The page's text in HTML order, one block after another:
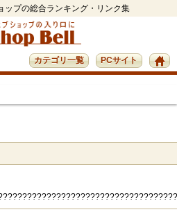
ップの総合ランキング・リンク集
PCサイト
カテゴリ一覧